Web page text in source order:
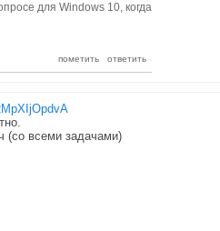
для Windows 10, когда
(со всеми задачами)